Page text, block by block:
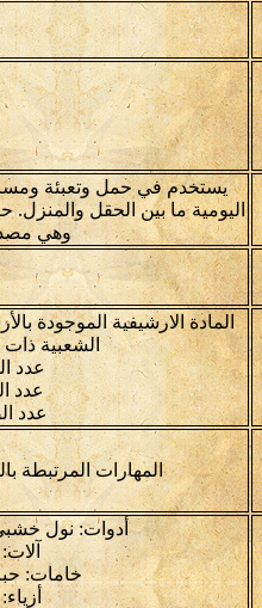
يستخدم في حمل وتعبئة
اليومية ما بين الحقل والمنزل.
وهي
المادة الارشيفية الموجودة
الشعبية
عدد
عدد
عدد
المهارات المرتبطة
أدوات: نول
خامات: